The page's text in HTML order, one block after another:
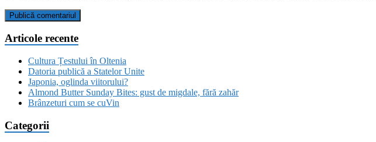
Articole recente
Cultura Țestului în Oltenia
Datoria publică a Statelor Unite
Japonia, oglinda viitorului?
Almond Butter Sunday Bites: gust de migdale, fără zahăr
Brânzeturi cum se cuVin
Categorii